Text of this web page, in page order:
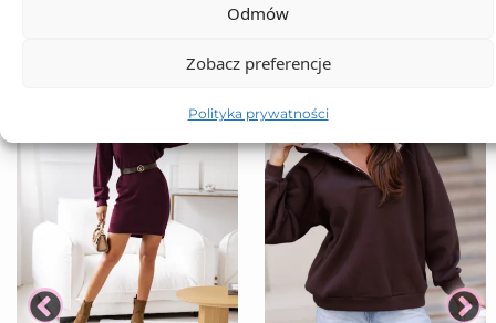
Odmów
Zobacz preferencje
Polityka prywatności